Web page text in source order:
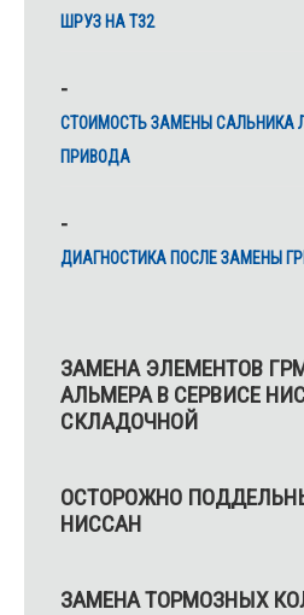
ШРУЗ НА Т32
CТОИМОСТЬ ЗАМЕНЫ САЛЬНИКА
ПРИВОДА
ДИАГНОСТИКА ПОСЛЕ ЗАМЕНЫ
ЗАМЕНА ЭЛЕМЕНТОВ
АЛЬМЕРА В СЕРВИСЕ
СКЛАДОЧНОЙ
ОСТОРОЖНО
НИССАН
ЗАМЕНА ТОРМОЗНЫХ